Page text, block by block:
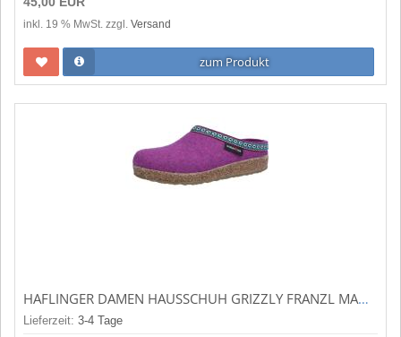
inkl. 19 % MwSt. zzgl. Versand
zum Produkt
HAFLINGER DAMEN HAUSSCHUH GRIZZLY FRANZL MAULBEERE (VIOLETT) 711001-101
Lieferzeit: 3-4 Tage